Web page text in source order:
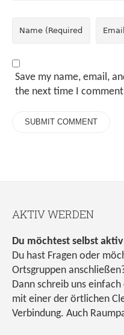
Save my name, email,
the next time I
AKTIV WERDEN
Du möchtest selbst
Du hast Fragen oder
Ortsgruppen
Dann schreib uns
mit einer der örtlichen
Verbindung. Auch